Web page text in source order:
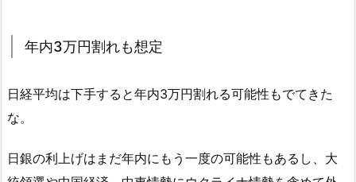
年内3万円割れも想定
日経平均は下手すると年内3万円割れる可能性もでてきた
な。
日銀の利上げはまだ年内にもう一度の可能性もあるし、大